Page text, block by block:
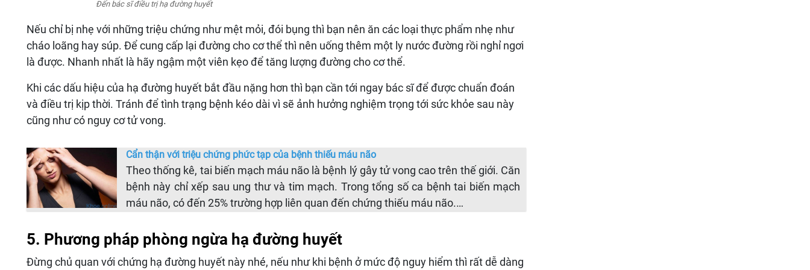
Đến bác sĩ điều trị hạ đường huyết
Nếu chỉ bị nhẹ với những triệu chứng như mệt mỏi, đói bụng thì bạn nên ăn các loại thực phẩm nhẹ như
cháo loãng hay súp. Để cung cấp lại đường cho cơ thể thì nên uống thêm một ly nước đường rồi nghỉ ngơi
là được. Nhanh nhất là hãy ngậm một viên kẹo để tăng lượng đường cho cơ thể.
Khi các dấu hiệu của hạ đường huyết bắt đầu nặng hơn thì bạn cần tới ngay bác sĩ để được chuẩn đoán
và điều trị kịp thời. Tránh để tình trạng bệnh kéo dài vì sẽ ảnh hưởng nghiệm trọng tới sức khỏe sau này
cũng như có nguy cơ tử vong.
Cẩn thận với triệu chứng phức tạp của bệnh thiếu máu não
Theo thống kê, tai biến mạch máu não là bệnh lý gây tử vong cao trên thế giới. Căn
bệnh này chỉ xếp sau ung thư và tim mạch. Trong tổng số ca bệnh tai biến mạch
máu não, có đến 25% trường hợp liên quan đến chứng thiếu máu não.…
5. Phương pháp phòng ngừa hạ đường huyết
Đừng chủ quan với chứng hạ đường huyết này nhé, nếu như khi bệnh ở mức độ nguy hiểm thì rất dễ dàng